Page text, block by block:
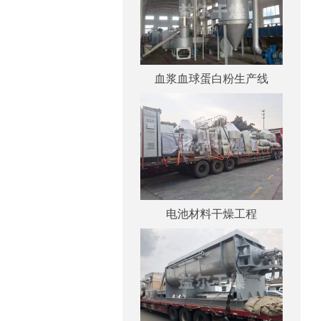
血浆血球蛋白粉生产线
电池材料干燥工程